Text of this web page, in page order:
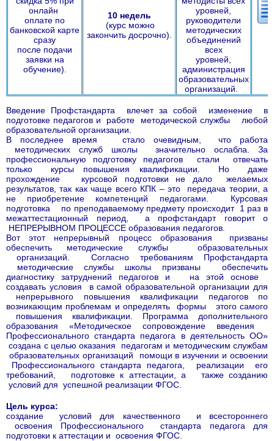
онлайн
оплате по
банковской карте
сразу
после подачи
заявки на
обучение).
10 недель
(курс можно
закончить досрочно).
уровней,
руководители
методических
объединений
всех
уровней,
администрация
образовательных
организаций.
Введение Профстандарта влечет за собой изменение в
подготовке педагогов и работе методической службы любой
образовательной организации.
В последнее время стало очевидным, что работа
методических служб школы значительно ослабла. За
профессиональную подготовку педагогов стали отвечать
только курсы повышения квалификации. Но даже
прохождение курсовой подготовки не дало желаемых
результатов, так как чаще всего КПК – это передача теории, а
не приобретение компетенций педагогами. Курсовая
подготовка по преподаваемому предмету происходит 1 раз в
межаттестационный период, а профстандарт говорит о
НЕПРЕРЫВНОМ ПРОЦЕССЕ образования педагогов.
Вот этот непрерывный процесс образования призваны
обеспечить методические службы образовательных
организаций. Согласно требованиям Профстандарта
методические службы школы призваны обеспечить
диагностику затруднений педагогов и на этой основе
создавать условия в самой образовательной организации для
непрерывного повышения квалификации педагогов по
возникающим проблемам и определять формы этого самого
повышения квалификации. Программа дополнительного
образования «Методическое сопровождение введения
Профессионального стандарта педагога в деятельность ОО»
создана с целью оказания педагогам и методическим службам
образовательных организаций помощи в изучении и освоении
Профессионального стандарта педагога, реализации его
требований, подготовке к аттестации, а также созданию
условий для успешной реализации ФГОС.
Цель курса:
создание условий для качественного и всестороннего
освоения Профессионального стандарта педагога для
подготовки к аттестации и освоения ФГОС.